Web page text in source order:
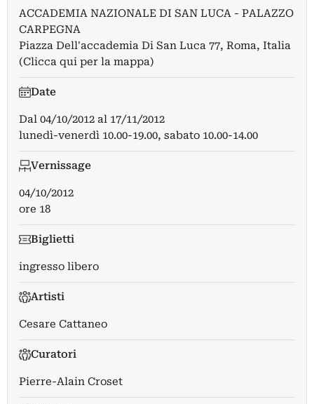
ACCADEMIA NAZIONALE DI SAN LUCA - PALAZZO
CARPEGNA
Piazza Dell'accademia Di San Luca 77, Roma, Italia
(Clicca qui per la mappa)
Date
Dal 04/10/2012 al 17/11/2012
lunedì-venerdì 10.00-19.00, sabato 10.00-14.00
Vernissage
04/10/2012
ore 18
Biglietti
ingresso libero
Artisti
Cesare Cattaneo
Curatori
Pierre-Alain Croset